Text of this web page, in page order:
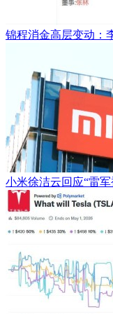
锦程消金高层变动：
小米徐洁云回应“雷